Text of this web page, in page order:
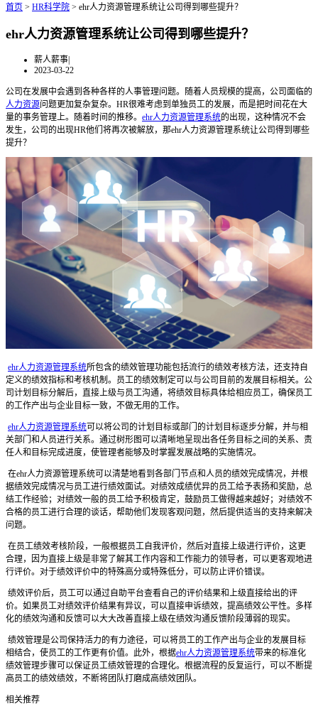
首页 > HR科学院 > ehr人力资源管理系统让公司得到哪些提升？
ehr人力资源管理系统让公司得到哪些提升？
薪人薪事|
2023-03-22
公司在发展中会遇到各种各样的人事管理问题。随着人员规模的提高，公司面临的
人力资源问题更加复杂复杂。HR很难考虑到单独员工的发展，而是把时间花在大
量的事务管理上。随着时间的推移。 ehr人力资源管理系统的出现，这种情况不会
发生，公司的出现HR他们将再次被解放，那ehr人力资源管理系统让公司得到哪些
提升？
ehr人力资源管理系统所包含的绩效管理功能包括流行的绩效考核方法，还支持自
定义的绩效指标和考核机制。员工的绩效制定可以与公司目前的发展目标相关。公
司计划目标分解后，直接上级与员工沟通，将绩效目标具体给相应员工，确保员工
的工作产出与企业目标一致，不做无用的工作。
ehr人力资源管理系统可以将公司的计划目标或部门的计划目标逐步分解，并与相
关部门和人员进行关系。通过树形图可以清晰地呈现出各任务目标之间的关系、责
任人和目标完成进度，使管理者能够及时掌握发展战略的实施情况。
在ehr人力资源管理系统可以清楚地看到各部门节点和人员的绩效完成情况，并根
据绩效完成情况与员工进行绩效面试。对绩效成绩优异的员工给予表扬和奖励，总
结工作经验；对绩效一般的员工给予积极肯定，鼓励员工做得越来越好；对绩效不
合格的员工进行合理的谈话，帮助他们发现客观问题，然后提供适当的支持来解决
问题。
在员工绩效考核阶段，一般根据员工自我评价，然后对直接上级进行评价，这更
合理，因为直接上级是非常了解其工作内容和工作能力的领导者，可以更客观地进
行评价。对于绩效评价中的特殊高分或特殊低分，可以防止评价错误。
绩效评价后，员工可以通过自助平台查看自己的评价结果和上级直接给出的评
价。如果员工对绩效评价结果有异议，可以直接申诉绩效，提高绩效公平性。多样
化的绩效沟通和反馈可以大大改善直接上级在绩效沟通反馈阶段薄弱的现实。
绩效管理是公司保持活力的有力途径，可以将员工的工作产出与企业的发展目标
相结合，使员工的工作更有价值。此外，根据ehr人力资源管理系统带来的标准化
绩效管理步骤可以保证员工绩效管理的合理化。根据流程的反复运行，可以不断提
高员工的绩效绩效，不断将团队打磨成高绩效团队。
相关推荐